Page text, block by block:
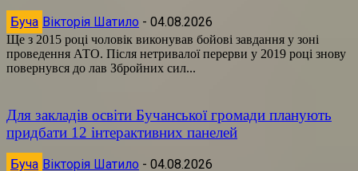
Буча Вікторія Шатило - 04.08.2026
Ще з 2015 році чоловік виконував бойові завдання у зоні
проведення АТО. Після нетривалої перерви у 2019 році знову
повернувся до лав Збройних сил...
Для закладів освіти Бучанської громади планують
придбати 12 інтерактивних панелей
Буча Вікторія Шатило - 04.08.2026